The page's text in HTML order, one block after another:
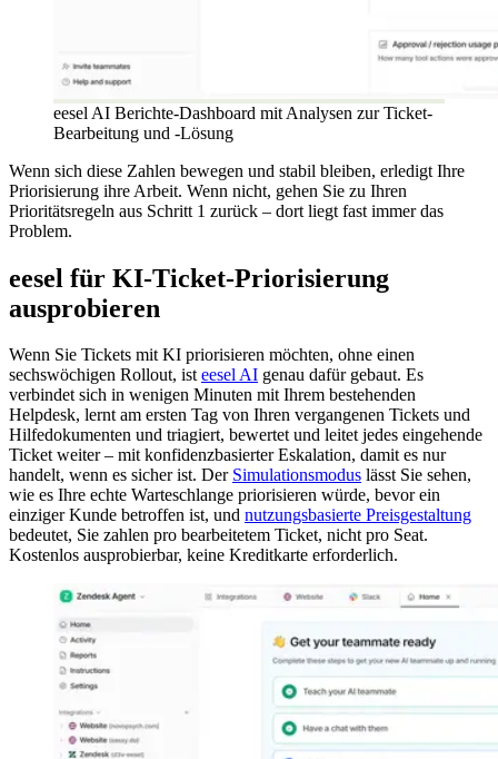
eesel AI Berichte-Dashboard mit Analysen zur Ticket-
Bearbeitung und -Lösung
Wenn sich diese Zahlen bewegen und stabil bleiben, erledigt Ihre
Priorisierung ihre Arbeit. Wenn nicht, gehen Sie zu Ihren
Prioritätsregeln aus Schritt 1 zurück – dort liegt fast immer das
Problem.
eesel für KI-Ticket-Priorisierung
ausprobieren
Wenn Sie Tickets mit KI priorisieren möchten, ohne einen
sechswöchigen Rollout, isteesel AI genau dafür gebaut. Es
verbindet sich in wenigen Minuten mit Ihrem bestehenden
Helpdesk, lernt am ersten Tag von Ihren vergangenen Tickets und
Hilfedokumenten und triagiert, bewertet und leitet jedes eingehende
Ticket weiter – mit konfidenzbasierter Eskalation, damit es nur
handelt, wenn es sicher ist. Der Simulationsmodus lässt Sie sehen,
wie es Ihre echte Warteschlange priorisieren würde, bevor ein
einziger Kunde betroffen ist, und nutzungsbasierte Preisgestaltung
bedeutet, Sie zahlen pro bearbeitetem Ticket, nicht pro Seat.
Kostenlos ausprobierbar, keine Kreditkarte erforderlich.